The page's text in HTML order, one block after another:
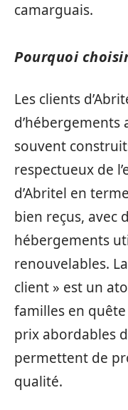
camarguais.
Pourquoi
Les clients
d’hébergements
souvent
respectueux de
d’Abritel en
bien reçus, avec
hébergements
renouvelables.
client » est un
familles en
prix abordables
permettent de
qualité.